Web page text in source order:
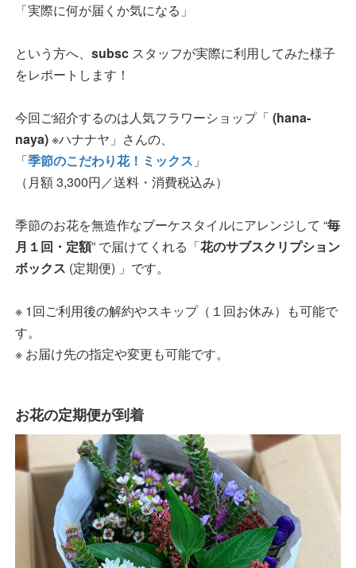
「実際に何が届くか気になる」
という方へ、 subsc スタッフが実際に利用してみた様子
をレポートします！
今回ご紹介するのは人気フラワーショップ「 (hana-
naya)※ハナナヤ」さんの、
「季節のこだわり花！ミックス 」
（月額 3,300円／送料・消費税込み）
季節のお花を無造作なブーケスタイルにアレンジして “毎
月１回・定額” で届けてくれる「花のサブスクリプション
ボックス (定期便) 」です。
※ 1回ご利用後の解約やスキップ（１回お休み）も可能で
す。
※ お届け先の指定や変更も可能です。
お花の定期便が到着